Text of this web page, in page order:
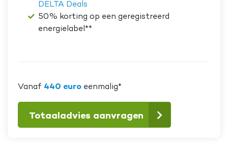
DELTA Deals
50% korting op een geregistreerd
energielabel**
Vanaf 440 euro eenmalig*
Totaaladvies aanvragen